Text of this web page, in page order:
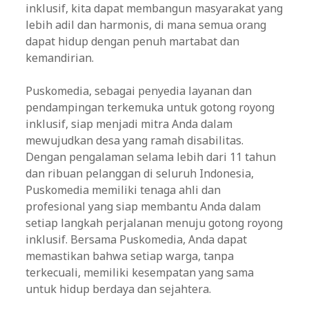
inklusif, kita dapat membangun masyarakat yang
lebih adil dan harmonis, di mana semua orang
dapat hidup dengan penuh martabat dan
kemandirian.
Puskomedia, sebagai penyedia layanan dan
pendampingan terkemuka untuk gotong royong
inklusif, siap menjadi mitra Anda dalam
mewujudkan desa yang ramah disabilitas.
Dengan pengalaman selama lebih dari 11 tahun
dan ribuan pelanggan di seluruh Indonesia,
Puskomedia memiliki tenaga ahli dan
profesional yang siap membantu Anda dalam
setiap langkah perjalanan menuju gotong royong
inklusif. Bersama Puskomedia, Anda dapat
memastikan bahwa setiap warga, tanpa
terkecuali, memiliki kesempatan yang sama
untuk hidup berdaya dan sejahtera.